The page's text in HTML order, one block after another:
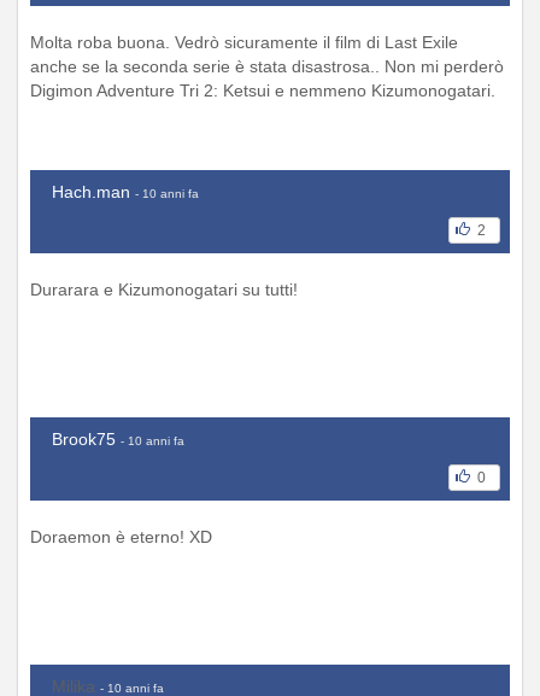
Molta roba buona. Vedrò sicuramente il film di Last Exile
anche se la seconda serie è stata disastrosa.. Non mi perderò
Digimon Adventure Tri 2: Ketsui e nemmeno Kizumonogatari.
Hach.man - 10 anni fa
2
Durarara e Kizumonogatari su tutti!
Brook75 - 10 anni fa
0
Doraemon è eterno! XD
Milika - 10 anni fa